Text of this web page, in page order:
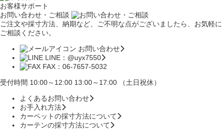
お客様サポート
お問い合わせ・ご相談
ご注文や採寸方法、納期など、ご不明な点がございましたら、お気軽に
ご相談ください。
お問い合わせ
LINE：@uyx7550
FAX：06-7657-5032
受付時間 10:00～12:00 13:00～17:00 （土日祝休）
よくあるお問い合わせ
お手入れ方法
カーペットの採寸方法について
カーテンの採寸方法について